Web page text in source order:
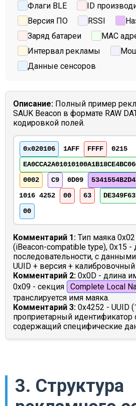
Флаги BLE ID
Версия ПО
RSSI
Заряд батареи
MAC
Интервал рекламы
Данные сенсоров
Описание: Полный пример
SAUK Beacon в формате RAW
кодировкой полей.
0x020106 1AFF FFFF
0215
0002
C9 0D09
1016 4252
00 63
00
Комментарий 1: Тип маяка
(iBeacon-compatible type), 0x15 -
последовательности, с
UUID + версия + калибровочный
Комментарий 2: 0x0D - длина
0x09 - секция
Complete Local
транслируется имя маяка.
Комментарий 3: 0x4252 - UUID
проприетарный идентификатор
содержащий специфические
3. Структура